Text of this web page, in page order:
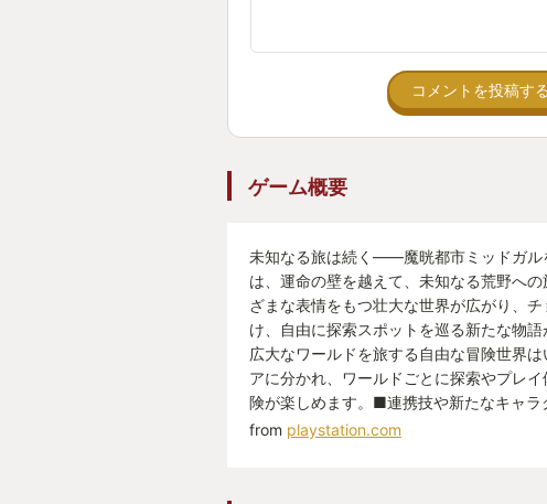
が印象的だった。22年経って真の
えたことが嬉しかった。それが私
コメントを投稿する
ゲーム概要
未知なる旅は続く――魔晄都市ミッドガル
は、運命の壁を越えて、未知なる荒野へ
ざまな表情をもつ壮大な世界が広がり、
け、自由に探索スポットを巡る新たな物
広大なワールドを旅する自由な冒険世界
アに分かれ、ワールドごとに探索やプレ
険が楽しめます。■連携技や新たなキャ
from playstation.com